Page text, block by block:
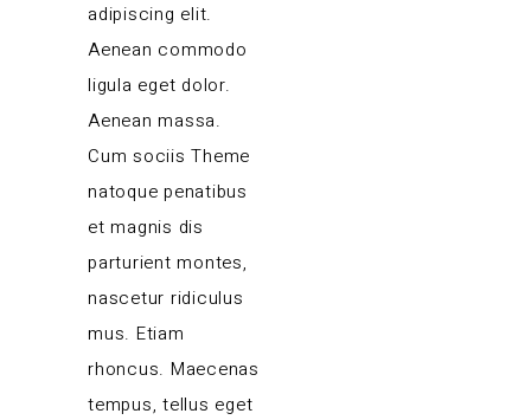
adipiscing elit.
Aenean commodo
ligula eget dolor.
Aenean massa.
Cum sociis Theme
natoque penatibus
et magnis dis
parturient montes,
nascetur ridiculus
mus. Etiam
rhoncus. Maecenas
tempus, tellus eget